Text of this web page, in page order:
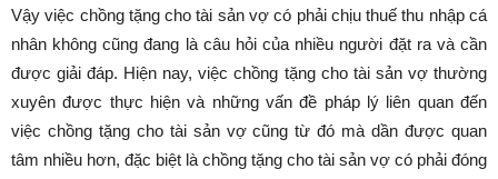
Vậy việc chồng tặng cho tài sản vợ có phải chịu thuế thu nhập cá
nhân không cũng đang là câu hỏi của nhiều người đặt ra và cần
được giải đáp. Hiện nay, việc chồng tặng cho tài sản vợ thường
xuyên được thực hiện và những vấn đề pháp lý liên quan đến
việc chồng tặng cho tài sản vợ cũng từ đó mà dần được quan
tâm nhiều hơn, đặc biệt là chồng tặng cho tài sản vợ có phải đóng